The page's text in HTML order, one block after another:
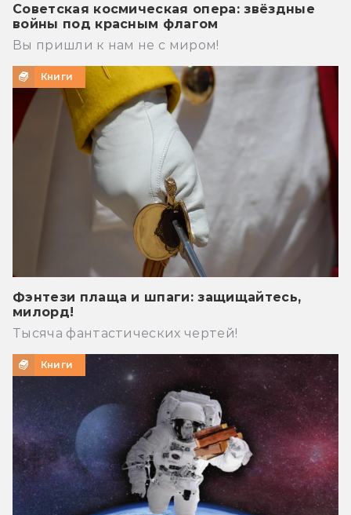
Советская космическая опера: звёздные
войны под красным флагом
Вы пришли к нам не с миром!
Книги
Фэнтези плаща и шпаги: защищайтесь,
милорд!
Тысяча фантастических чертей!
Книги